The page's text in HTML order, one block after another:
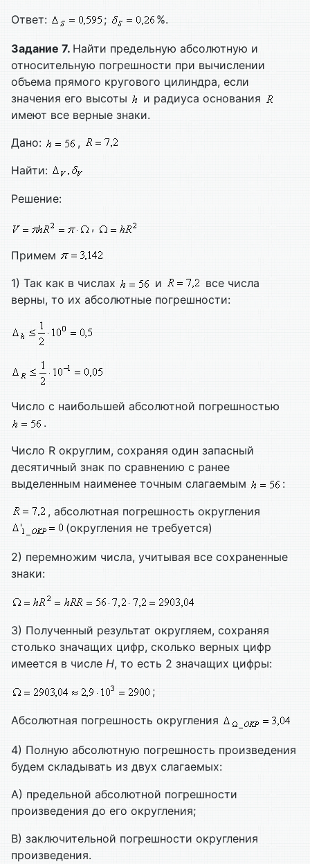
Ответ: ; %.
Задание 7. Найти предельную абсолютную и
относительную погрешности при вычислении
объема прямого кругового цилиндра, если
значения его высоты
и радиуса основания
имеют все верные знаки.
Дано:
,
Найти:
Решение:
,
Примем
1) Так как в числах и
все числа
верны, то их абсолютные погрешности:
Число с наибольшей абсолютной погрешностью
.
Число R округлим, сохраняя один запасный
десятичный знак по сравнению с ранее
выделенным наименее точным слагаемым
:
, абсолютная погрешность округления
(округления не требуется)
2) перемножим числа, учитывая все сохраненные
знаки:
3) Полученный результат округляем, сохраняя
столько значащих цифр, сколько верных цифр
имеется в числе H, то есть 2 значащих цифры:
;
Абсолютная погрешность округления
4) Полную абсолютную погрешность произведения
будем складывать из двух слагаемых:
A) предельной абсолютной погрешности
произведения до его округления;
B) заключительной погрешности округления
произведения.